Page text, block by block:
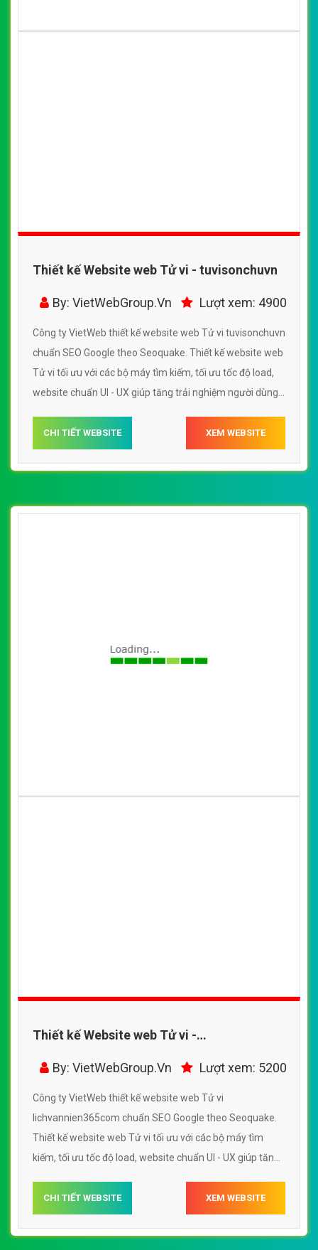
Thiết kế Website web Tử vi - tuvisonchuvn
By: VietWebGroup.Vn Lượt xem: 4900
Công ty VietWeb thiết kế website web Tử vi tuvisonchuvn
chuẩn SEO Google theo Seoquake. Thiết kế website web
Tử vi tối ưu với các bộ máy tìm kiếm, tối ưu tốc độ load,
website chuẩn UI - UX giúp tăng trải nghiệm người dùng
CHI TIẾT WEBSITE XEM WEBSITE
Thiết kế Website web Tử vi -
lichvannien365com
By: VietWebGroup.Vn Lượt xem: 5200
Công ty VietWeb thiết kế website web Tử vi
lichvannien365com chuẩn SEO Google theo Seoquake.
Thiết kế website web Tử vi tối ưu với các bộ máy tìm
kiếm, tối ưu tốc độ load, website chuẩn UI - UX giúp tăng
lichvannien365com
CHI TIẾT WEBSITE XEM WEBSITE